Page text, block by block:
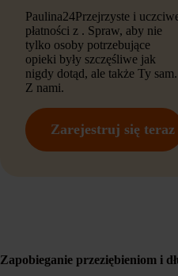
Paulina24Przejrzyste i
płatności z . Spraw, aby nie
tylko osoby potrzebujące
opieki były szczęśliwe jak
nigdy dotąd, ale także Ty sam.
Z nami.
Zarejestruj się teraz
Zapobieganie przeziębieniom i